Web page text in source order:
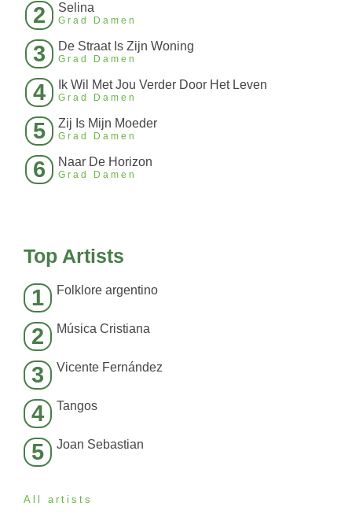
2 Selina
Grad Damen
3 De Straat Is Zijn Woning
Grad Damen
4 Ik Wil Met Jou Verder Door Het Leven
Grad Damen
5 Zij Is Mijn Moeder
Grad Damen
6 Naar De Horizon
Grad Damen
Top Artists
1 Folklore argentino
2 Música Cristiana
3 Vicente Fernández
4 Tangos
5 Joan Sebastian
All artists